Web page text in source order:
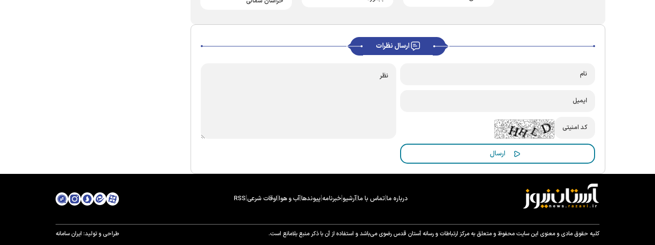
ارسال نظرات
درباره ما|تماس با ما|آرشیو|خبرنامه|پیوندها|آب و هوا|اوقات شرعی|
RSS
کلیه حقوق مادی و معنوی این سایت محفوظ و متعلق به مرکز ارتباطات و رسانه آستان قدس رضوی می‌باشد و استفاده از آن با ذکر منبع بلامانع است. طراحی و تولید: ایران سامانه